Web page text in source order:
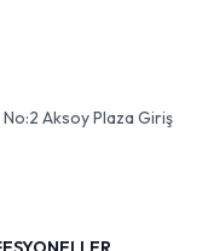
Aksoy Plaza Giriş